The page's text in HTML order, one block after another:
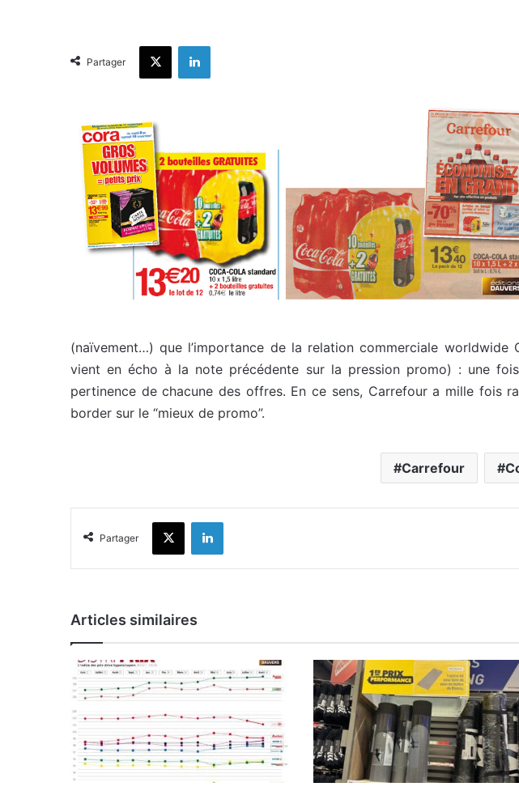
Partager
X Linkedin
(naïvement…) que l’importance de la relation commerciale
vient en écho à la note précédente sur la pression promo) : une
pertinence de chacune des offres. En ce sens, Carrefour a mille fois
border sur le “mieux de promo”.
Carrefour
Partager
X Linkedin
Articles similaires